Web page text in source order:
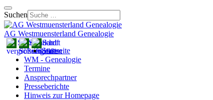
Suchen
AG Westmuensterland Genealogie
Startseite
WM - Genealogie
Termine
Ansprechpartner
Presseberichte
Hinweis zur Homepage